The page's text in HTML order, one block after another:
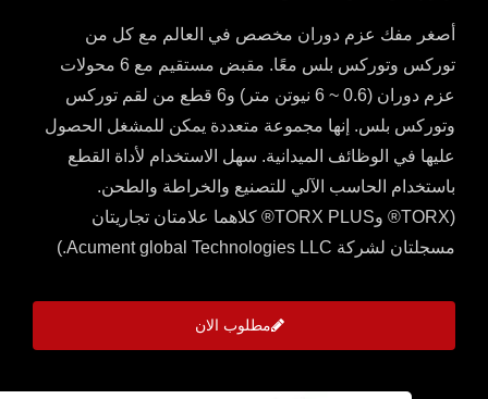
أصغر مفك عزم دوران مخصص في العالم مع كل من
توركس وتوركس بلس معًا. مقبض مستقيم مع 6 محولات
عزم دوران (0.6 ~ 6 نيوتن متر) و6 قطع من لقم توركس
وتوركس بلس. إنها مجموعة متعددة يمكن للمشغل الحصول
عليها في الوظائف الميدانية. سهل الاستخدام لأداة القطع
باستخدام الحاسب الآلي للتصنيع والخراطة والطحن.
(TORX® وTORX PLUS® كلاهما علامتان تجاريتان
مسجلتان لشركة Acument global Technologies LLC.)
مطلوب الان